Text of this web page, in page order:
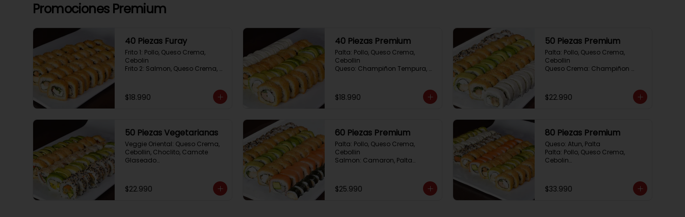
Promociones Premium
40 Piezas Furay
Frito 1: Pollo, Queso Crema,
Cebolin
Frito 2: Salmon, Queso Crema,
Cebollin
Frito 4: Kanikama, Queso Crema,
$18.990
40 Piezas Premium
Palta: Pollo, Queso Crema,
Cebollin
Queso: Champiñon Tempura,
Crema,Cebollin
Frito 2: Salmon,Queso Crema,
$18.990
50 Piezas Premium
Palta: Pollo, Queso Crema,
Cebollin
Queso Crema: Champiñon
Sesamo: Salmon, Cebollin
Frito 1: Camaron, Queso Crema,
$22.990
50 Piezas Vegetarianas
Veggie Oriental: Queso Crema,
Cebollin, Choclito, Camote
Glaseado
Apanada
Avocado Veggie:	Palmito,
$22.990
60 Piezas Premium
Palta: Pollo, Queso Crema,
Cebollin
Salmon: Camaron, Palta
Cebollin
Frito 2: Champiñon Tempura,
$25.990
80 Piezas Premium
Queso: Atun, Palta
Palta: Pollo, Queso Crema,
Cebolin
Palta: Camaron, Queso Crema
Frito 1: Champiñon Tempura,
$33.990